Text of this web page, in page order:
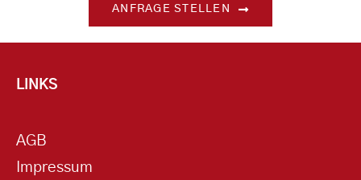
ANFRAGE STELLEN
LINKS
AGB
Impressum